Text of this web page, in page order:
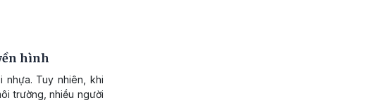
hình
nhựa. Tuy nhiên, khi
trường, nhiều người